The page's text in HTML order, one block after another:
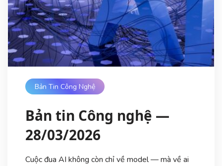
Bản Tin Công Nghệ
Bản tin Công nghệ —
28/03/2026
Cuộc đua AI không còn chỉ về model — mà về ai